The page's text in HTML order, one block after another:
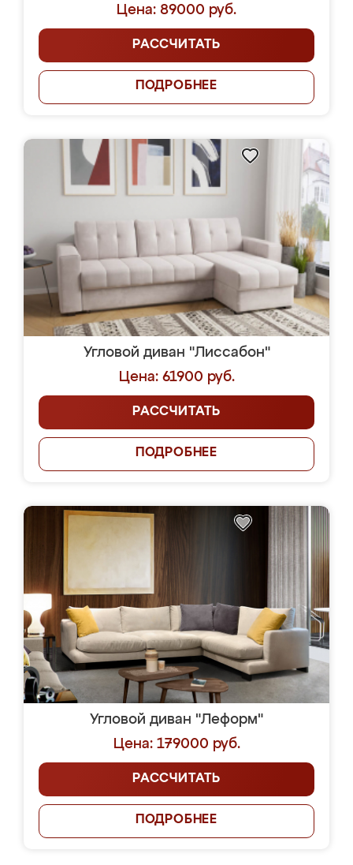
Цена: 89000 руб.
РАССЧИТАТЬ
ПОДРОБНЕЕ
Угловой диван "Лиссабон"
Цена: 61900 руб.
РАССЧИТАТЬ
ПОДРОБНЕЕ
Угловой диван "Леформ"
Цена: 179000 руб.
РАССЧИТАТЬ
ПОДРОБНЕЕ